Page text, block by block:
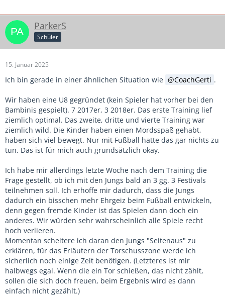
ParkerS
Schüler
15. Januar 2025
Ich bin gerade in einer ähnlichen Situation wie CoachGerti .
Wir haben eine U8 gegründet (kein Spieler hat vorher bei den
Bambinis gespielt). 7 2017er, 3 2018er. Das erste Training lief
ziemlich optimal. Das zweite, dritte und vierte Training war
ziemlich wild. Die Kinder haben einen Mordsspaß gehabt,
haben sich viel bewegt. Nur mit Fußball hatte das gar nichts zu
tun. Das ist für mich auch grundsätzlich okay.
Ich habe mir allerdings letzte Woche nach dem Training die
Frage gestellt, ob ich mit den Jungs bald an 3 gg. 3 Festivals
teilnehmen soll. Ich erhoffe mir dadurch, dass die Jungs
dadurch ein bisschen mehr Ehrgeiz beim Fußball entwickeln,
denn gegen fremde Kinder ist das Spielen dann doch ein
anderes. Wir würden sehr wahrscheinlich alle Spiele recht
hoch verlieren.
Momentan scheitere ich daran den Jungs "Seitenaus" zu
erklären, für das Erläutern der Torschusszone werde ich
sicherlich noch einige Zeit benötigen. (Letzteres ist mir
halbwegs egal. Wenn die ein Tor schießen, das nicht zählt,
sollen die sich doch freuen, beim Ergebnis wird es dann
einfach nicht gezählt.)